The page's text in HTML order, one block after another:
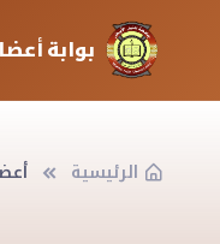
بوابة
الرئيسية